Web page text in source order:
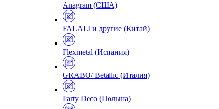
Anagram (США)
FALALI и другие (Китай)
Flexmetal (Испания)
GRABO/ Betallic (Италия)
Party Deco (Польша)